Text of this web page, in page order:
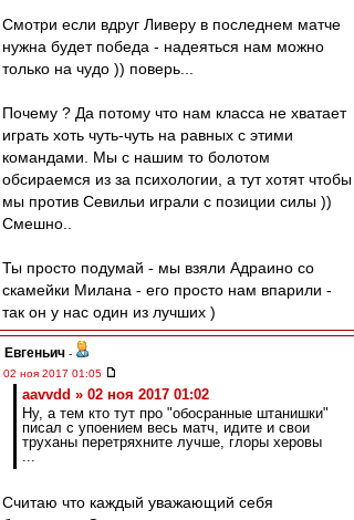
Смотри если вдруг Ливеру в последнем матче
нужна будет победа - надеяться нам можно
только на чудо )) поверь...
Почему ? Да потому что нам класса не хватает
играть хоть чуть-чуть на равных с этими
командами. Мы с нашим то болотом
обсираемся из за психологии, а тут хотят чтобы
мы против Севильи играли с позиции силы ))
Смешно..
Ты просто подумай - мы взяли Адраино со
скамейки Милана - его просто нам впарили -
так он у нас один из лучших )
Евгеньич -
02 ноя 2017 01:05
aavvdd » 02 ноя 2017 01:02
Ну, а тем кто тут про "обосранные штанишки"
писал с упоением весь матч, идите и свои
труханы перетряхните лучше, глоры херовы
...
Считаю что каждый уважающий себя